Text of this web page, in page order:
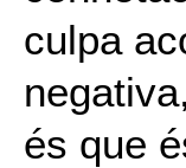
culpa
és que